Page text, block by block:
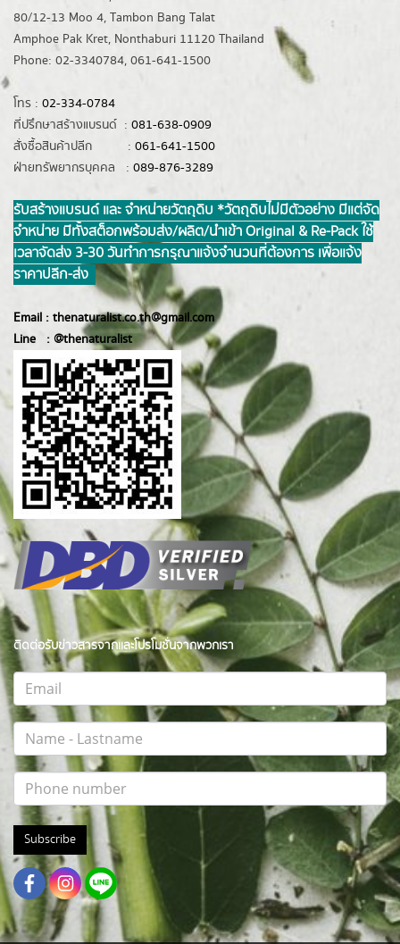
80/12-13 Moo 4, Tambon Bang Talat
Amphoe Pak Kret, Nonthaburi 11120 Thailand
Phone: 02-3340784, 061-641-1500
โทร : 02-334-0784
ที่ปรึกษาสร้างแบรนด์ : 081-638-0909
สั่งซื้อสินค้าปลีก : 061-641-1500
ฝ่ายทรัพยากรบุคคล : 089-876-3289
รับสร้างแบรนด์ และ จำหน่ายวัตถุดิบ *วัตถุดิบไม่มีตัวอย่าง มีแต่จัด
จำหน่าย มีทั้งสต็อกพร้อมส่ง/ผลิต/นำเข้า Original & Re-Pack ใช้
เวลาจัดส่ง 3-30 วันทำการ กรุณาแจ้งจำนวนที่ต้องการ เพื่อแจ้ง
ราคาปลีก-ส่ง
Email : thenaturalist.co.th@gmail.com
Line : @thenaturalist
ติดต่อรับข่าวสารจากและโปรโมชั่นจากพวกเรา
Subscribe